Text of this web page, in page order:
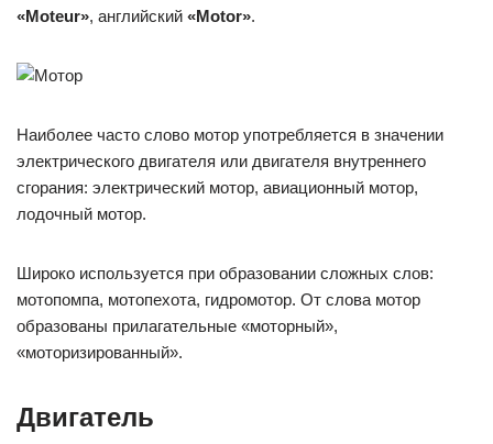
«Moteur», английский «Моtоr».
Наиболее часто слово мотор употребляется в значении
электрического двигателя или двигателя внутреннего
сгорания: электрический мотор, авиационный мотор,
лодочный мотор.
Широко используется при образовании сложных слов:
мотопомпа, мотопехота, гидромотор. От слова мотор
образованы прилагательные «моторный»,
«моторизированный».
Двигатель